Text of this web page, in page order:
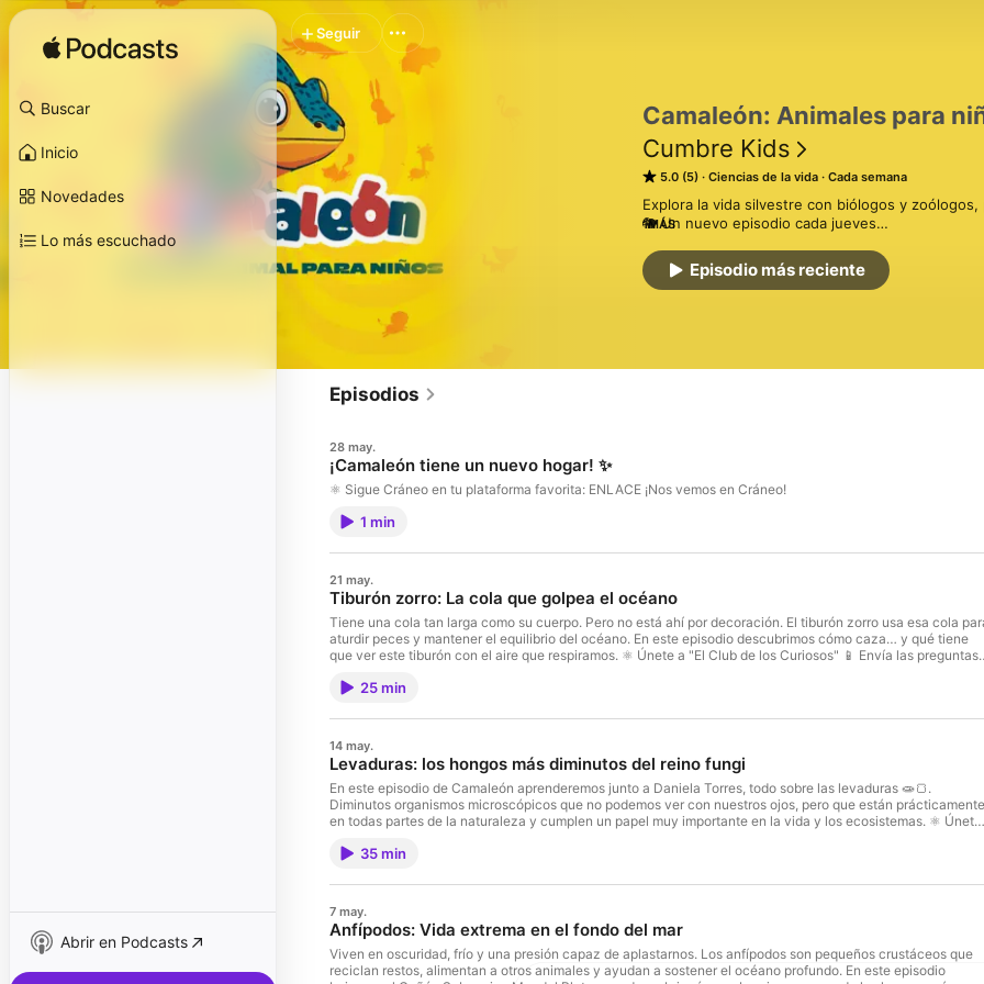
Buscar
Inicio
Novedades
Lo más escuchado
Abrir en Podcasts
Camaleón: Animales para
Cumbre Kids
5.0 (5) Ciencias de la vida Cada semana
Explora la vida silvestre con biólogos y
🐘 Un nuevo episodio cada jueves
🎂 Saludos y cumpleaños: www.cumbrekids.org/
MÁS
Episodio más reciente
Seguir
Episodios
28 may.
¡Camaleón tiene un nuevo hogar! ✨
⚛️ Sigue Cráneo en tu plataforma favorita: ENLACE ¡Nos vemos en Cráneo!
1 min
21 may.
Tiburón zorro: La cola que golpea el océano
Tiene una cola tan larga como su cuerpo. Pero no está ahí por decoración. El tiburón zorro usa esa cola
aturdir peces y mantener el equilibrio del océano. En este episodio descubrimos cómo caza… y qué tiene
que ver este tiburón con el aire que respiramos. ⚛️ Únete a "⁠⁠⁠⁠⁠⁠⁠⁠⁠⁠⁠⁠⁠⁠⁠⁠⁠⁠⁠⁠⁠⁠⁠⁠⁠El Club de los Curiosos⁠⁠⁠⁠⁠⁠⁠⁠⁠⁠⁠⁠⁠⁠⁠⁠⁠⁠⁠⁠⁠⁠⁠⁠⁠" 📱 Envía las preguntas
clase⁠⁠⁠⁠⁠⁠⁠⁠⁠⁠⁠⁠⁠⁠⁠⁠⁠⁠⁠⁠⁠⁠⁠ |⁠⁠⁠⁠⁠⁠⁠⁠⁠⁠⁠⁠⁠⁠⁠⁠⁠⁠⁠⁠⁠⁠ ⁠Actividades⁠⁠⁠⁠⁠⁠⁠⁠⁠⁠⁠⁠⁠⁠⁠⁠⁠⁠⁠⁠⁠⁠⁠ 🖍️ Descargables:⁠⁠⁠⁠⁠⁠⁠⁠⁠⁠⁠⁠⁠⁠⁠⁠⁠⁠⁠⁠⁠ ⁠Actividades⁠⁠⁠⁠⁠⁠⁠⁠⁠⁠⁠⁠⁠⁠⁠⁠⁠⁠⁠⁠⁠⁠ | ⁠⁠⁠⁠⁠⁠⁠⁠⁠⁠⁠⁠⁠⁠⁠⁠⁠⁠⁠⁠⁠⁠⁠⁠⁠⁠⁠⁠⁠⁠⁠⁠⁠⁠⁠⁠⁠⁠⁠⁠⁠⁠⁠⁠⁠⁠⁠⁠⁠⁠⁠⁠⁠⁠⁠⁠⁠⁠⁠⁠⁠⁠⁠⁠⁠⁠⁠⁠⁠⁠⁠⁠⁠⁠⁠⁠⁠⁠⁠⁠Páginas para colorear⁠⁠⁠⁠⁠⁠⁠⁠⁠⁠⁠⁠⁠⁠⁠⁠⁠⁠⁠⁠⁠⁠ 🎙️ Más podcasts de Cumbre Kids:
25 min
14 may.
Levaduras: los hongos más diminutos del reino fungi
En este episodio de Camaleón aprenderemos junto a Daniela Torres, todo sobre las levaduras 🧫🍞.
Diminutos organismos microscópicos que no podemos ver con nuestros ojos, pero que están prácticamente
en todas partes de la naturaleza y cumplen un papel muy importante en la vida y los ecosistemas. ⚛️ Únete
⁠⁠⁠⁠⁠⁠⁠⁠⁠⁠⁠⁠⁠⁠⁠⁠⁠⁠⁠⁠⁠⁠⁠⁠⁠⁠⁠⁠⁠⁠⁠⁠⁠⁠⁠⁠⁠⁠⁠⁠⁠⁠⁠⁠⁠⁠⁠⁠⁠⁠⁠⁠⁠⁠⁠⁠⁠⁠⁠⁠⁠⁠⁠⁠⁠⁠⁠⁠⁠⁠⁠⁠⁠⁠⁠⁠⁠⁠⁠⁠⁠⁠⁠⁠⁠⁠Información⁠⁠⁠⁠⁠⁠⁠⁠⁠⁠⁠⁠⁠⁠⁠⁠⁠⁠⁠⁠⁠⁠⁠⁠⁠⁠⁠⁠ 🍎 Para docentes:⁠⁠⁠⁠⁠⁠⁠⁠⁠⁠⁠⁠ ⁠⁠⁠⁠⁠⁠⁠⁠⁠⁠⁠⁠⁠⁠⁠⁠⁠⁠⁠⁠⁠⁠⁠⁠⁠⁠⁠⁠⁠⁠⁠⁠⁠⁠⁠⁠⁠⁠⁠⁠⁠⁠⁠⁠⁠⁠⁠⁠⁠⁠⁠⁠⁠⁠⁠⁠⁠⁠⁠⁠Envía preguntas de tu clase⁠⁠⁠⁠⁠⁠⁠⁠⁠⁠⁠⁠⁠⁠⁠⁠⁠⁠⁠⁠⁠⁠ |⁠⁠⁠⁠⁠⁠⁠⁠⁠⁠⁠⁠⁠⁠⁠⁠⁠⁠⁠⁠⁠ ⁠Actividades⁠⁠⁠⁠⁠⁠⁠⁠⁠⁠⁠⁠⁠⁠⁠⁠⁠⁠⁠⁠⁠⁠ 🖍️ Descargables:⁠⁠⁠⁠⁠⁠⁠⁠⁠⁠⁠⁠⁠⁠⁠⁠⁠⁠⁠⁠ ⁠Actividades⁠⁠⁠⁠⁠⁠⁠⁠⁠⁠⁠⁠⁠⁠⁠⁠⁠⁠⁠⁠⁠ |
contáctenos sobre un episodio: ⁠⁠⁠⁠⁠⁠⁠⁠⁠⁠⁠⁠⁠⁠⁠⁠⁠⁠⁠Lea más y/o escríbanos⁠
35 min
7 may.
Anfípodos: Vida extrema en el fondo del mar
Viven en oscuridad, frío y una presión capaz de aplastarnos. Los anfípodos son pequeños crustáceos que
reciclan restos, alimentan a otros animales y ayudan a sostener el océano profundo. En este episodio